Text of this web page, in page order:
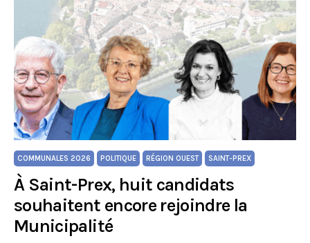
COMMUNALES 2026 POLITIQUE RÉGION OUEST SAINT-PREX
À Saint-Prex, huit candidats
souhaitent encore rejoindre la
Municipalité